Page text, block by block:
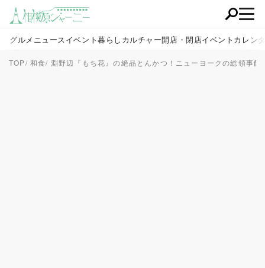
グルメ ニュース イベント暮らし カルチャー開店・閉店イベントカレン
TOP 和食 淵野辺『もち花』の絶品とんかつ！ニューヨークの総領事